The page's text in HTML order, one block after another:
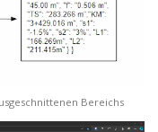
Bereichs